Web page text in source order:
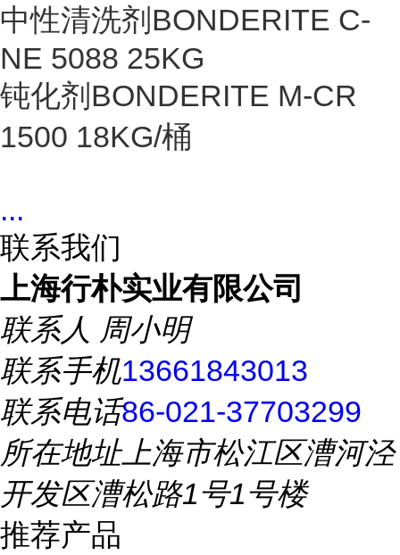
中性清洗剂BONDERITE C-
NE 5088 25KG
钝化剂BONDERITE M-CR
1500 18KG/桶
...
联系我们
上海行朴实业有限公司
联系人 周小明
联系手机13661843013
联系电话86-021-37703299
所在地址上海市松江区漕河泾
开发区漕松路1号1号楼
推荐产品